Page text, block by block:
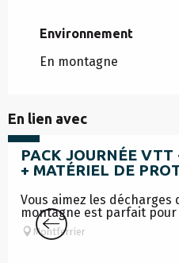
Environnement
Environnement
En montagne
En lien avec
99€
PACK JOURNÉE VTT
+ MATÉRIEL DE
Vous aimez les décharges
montagne est parfait pour
Montferrier